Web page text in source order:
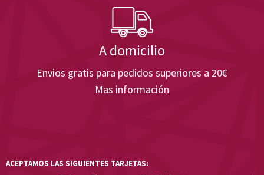
A domicilio
Envios gratis para pedidos superiores a 20€
Mas información
ACEPTAMOS LAS SIGUIENTES TARJETAS: